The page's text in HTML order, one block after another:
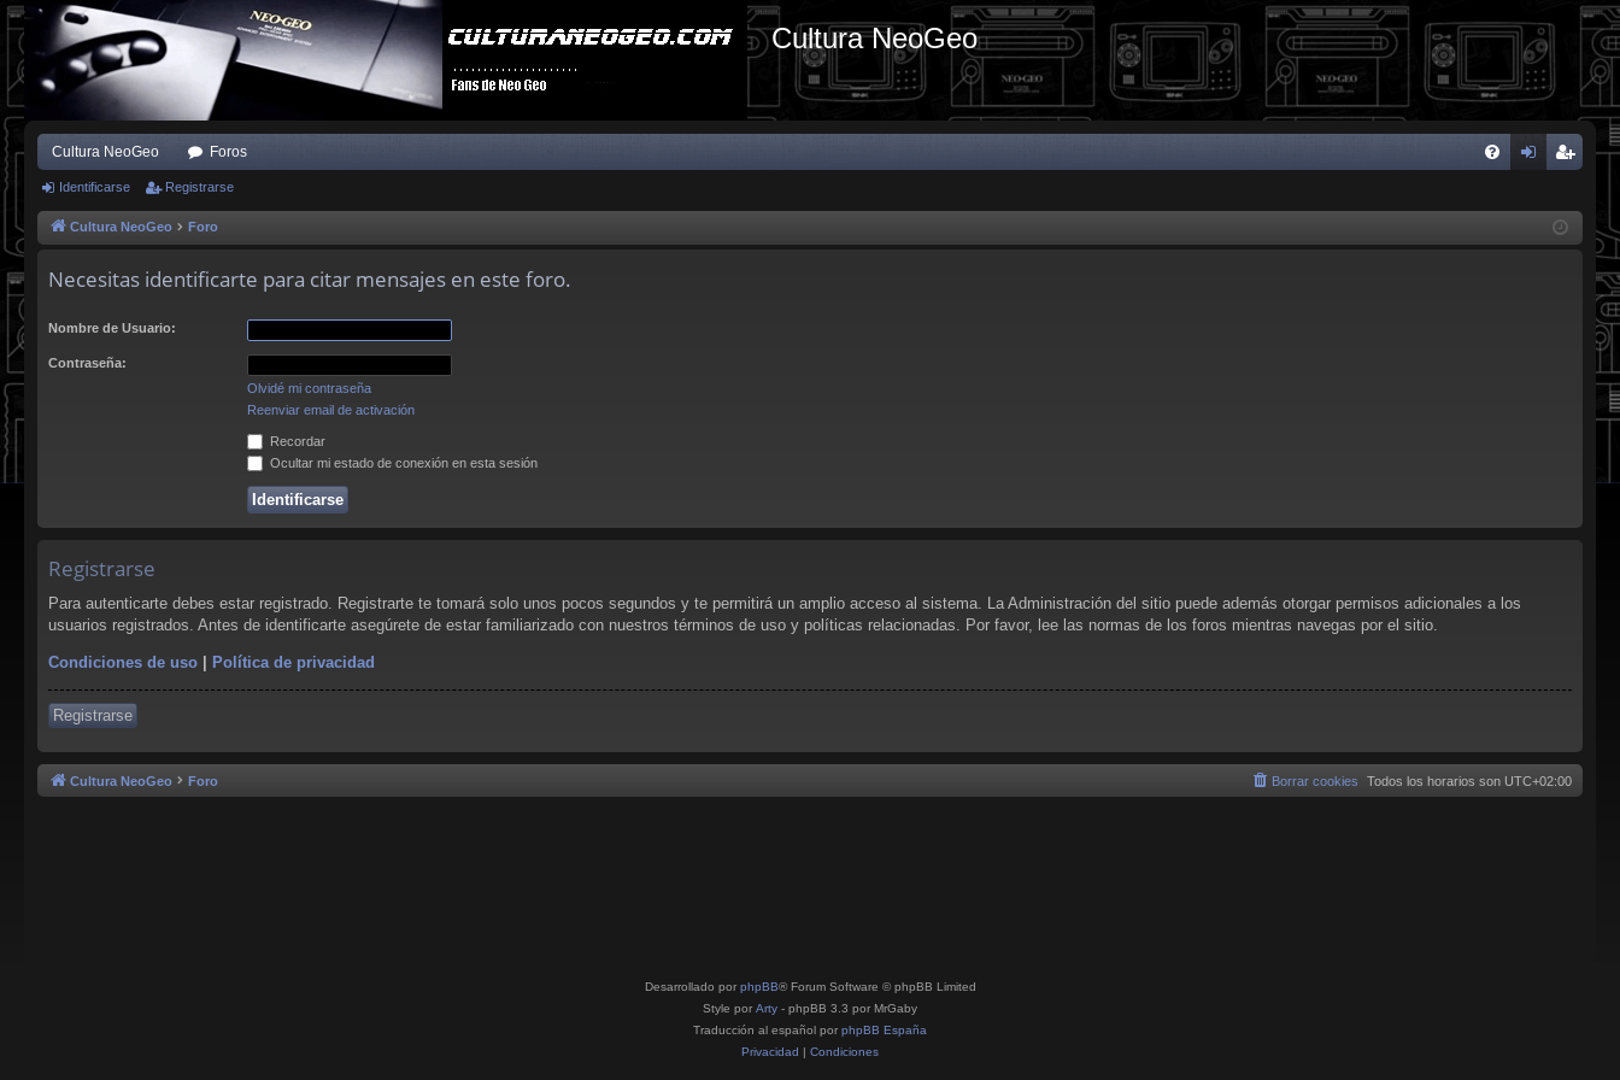
Cultura NeoGeo
Cultura NeoGeo Foros
ist
Identificarse Registrarse
Cultura NeoGeo Foro
Necesitas identificarte para citar mensajes en este foro.
Nombre de Usuario:
Contraseña:
Olvidé mi contraseña
Reenviar email de activación
Recordar
Ocultar mi estado de conexión en esta sesión
Registrarse
Para autenticarte debes estar registrado. Registrarte te tomará solo unos pocos segundos y te permitirá un amplio acceso al sistema. La Administración del sitio puede además otorgar permisos adicionales a los
usuarios registrados. Antes de identificarte asegúrete de estar familiarizado con nuestros términos de uso y políticas relacionadas. Por favor, lee las normas de los foros mientras navegas por el sitio.
Condiciones de uso | Política de privacidad
Registrarse
Cultura NeoGeo Foro Todos los horarios son UTC+02:00
Borrar cookies
Desarrollado por phpBB® Forum Software © phpBB Limited
Style por Arty - phpBB 3.3 por MrGaby
Traducción al español por phpBB España
Privacidad | Condiciones